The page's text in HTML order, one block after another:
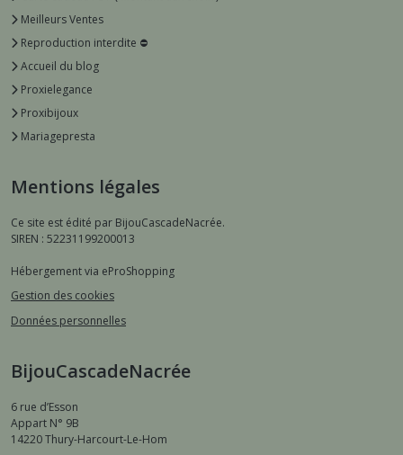
Meilleurs Ventes
Reproduction interdite ⛔️
Accueil du blog
Proxielegance
Proxibijoux
Mariagepresta
Mentions légales
Ce site est édité par BijouCascadeNacrée.
SIREN : 52231199200013
Hébergement via eProShopping
Gestion des cookies
Données personnelles
BijouCascadeNacrée
6 rue d’Esson
Appart N° 9B
14220Thury-Harcourt-Le-Hom